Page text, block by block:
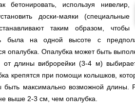
бетонировать, используя нивелир,
доски-маяки (специальные
таким образом, чтобы
была на одной высоте с
опалубка. Опалубка может быть
от длины виброрейки (3-4 м)
крепятся при помощи колышков,
быть максимально возможной длины.
выше 2-3 см, чем опалубка.